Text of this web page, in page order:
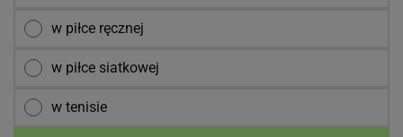
w piłce ręcznej
w piłce siatkowej
w tenisie